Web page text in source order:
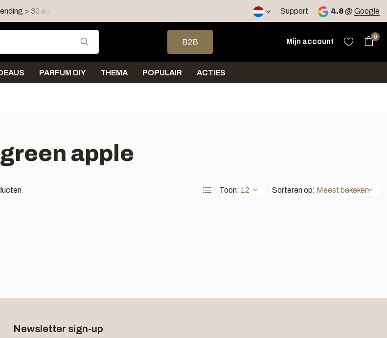
> 30 euro in NL en BE Support 4.8@ Google
Gebruik de pijltjes op en neer om een beschikbaar resultaat te selecteren. Druk
B2B
Mijn account
0
PARFUM DIY THEMA POPULAIR ACTIES
apple
Toon: Sorteren op:
Newsletter sign-up